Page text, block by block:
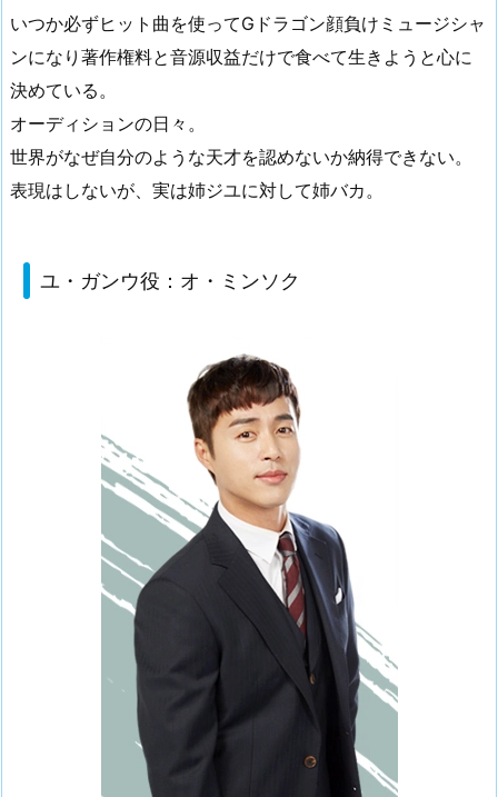
いつか必ずヒット曲を使ってGドラゴン顔負けミュージシャ
ンになり著作権料と音源収益だけで食べて生きようと心に
決めている。
オーディションの日々。
世界がなぜ自分のような天才を認めないか納得できない。
表現はしないが、実は姉ジユに対して姉バカ。
ユ・ガンウ役：オ・ミンソク